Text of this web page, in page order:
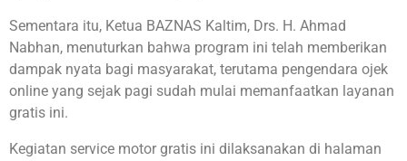
Sementara itu, Ketua BAZNAS Kaltim, Drs. H. Ahmad
Nabhan, menuturkan bahwa program ini telah memberikan
dampak nyata bagi masyarakat, terutama pengendara ojek
online yang sejak pagi sudah mulai memanfaatkan layanan
gratis ini.
Kegiatan service motor gratis ini dilaksanakan di halaman